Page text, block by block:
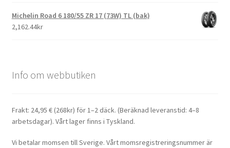
Michelin Road 6 180/55 ZR 17 (73W) TL (bak)
2,162.44kr
Info om webbutiken
Frakt: 24,95 € (268kr) för 1–2 däck. (Beräknad leveranstid: 4–8
arbetsdagar). Vårt lager finns i Tyskland.
Vi betalar momsen till Sverige. Vårt momsregistreringsnummer är